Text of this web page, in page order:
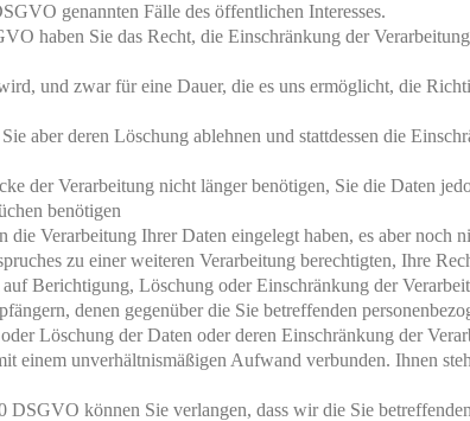
genannten Fälle des öffentlichen Interesses.
haben Sie das Recht, die Einschränkung der
und zwar für eine Dauer, die es uns ermöglicht, die
aber deren Löschung ablehnen und stattdessen die
der Verarbeitung nicht länger benötigen, Sie die Daten
benötigen
Verarbeitung Ihrer Daten eingelegt haben, es aber noch
zu einer weiteren Verarbeitung berechtigten, Ihre
Berichtigung, Löschung oder Einschränkung der
denen gegenüber die Sie betreffenden
Löschung der Daten oder deren Einschränkung der
einem unverhältnismäßigen Aufwand verbunden. Ihnen
können Sie verlangen, dass wir die Sie